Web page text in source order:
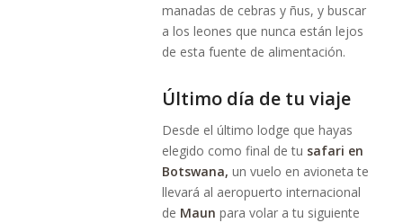
manadas de cebras y ñus, y buscar
a los leones que nunca están lejos
de esta fuente de alimentación.
Último día de tu viaje
Desde el último lodge que hayas
elegido como final de tu safari en
Botswana, un vuelo en avioneta te
llevará al aeropuerto internacional
de Maun para volar a tu siguiente